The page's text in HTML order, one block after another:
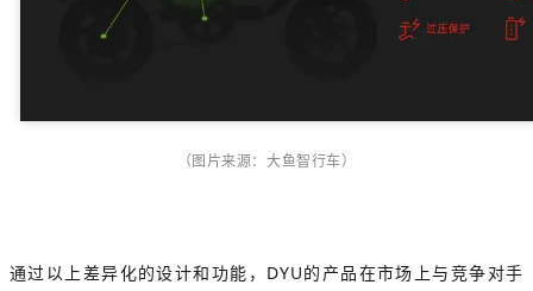
（图片来源：大鱼智行车）
通过以上差异化的设计和功能，DYU的产品在市场上与竞争对手